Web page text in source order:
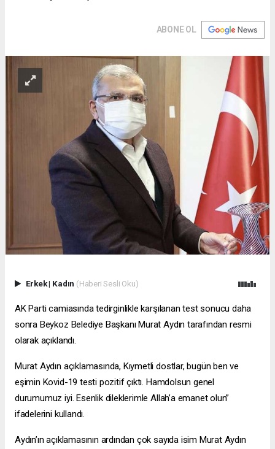
ABONE OL
Erkek| Kadın (Haberi Sesli Oku)
AK Parti camiasında tedirginlikle karşılanan test sonucu daha
sonra Beykoz Belediye Başkanı Murat Aydın tarafından resmi
olarak açıklandı.
Murat Aydın açıklamasında, Kıymetli dostlar, bugün ben ve
eşimin Kovid-19 testi pozitif çıktı. Hamdolsun genel
durumumuz iyi. Esenlik dileklerimle Allah’a emanet olun”
ifadelerini kullandı.
Aydın’ın açıklamasının ardından çok sayıda isim Murat Aydın